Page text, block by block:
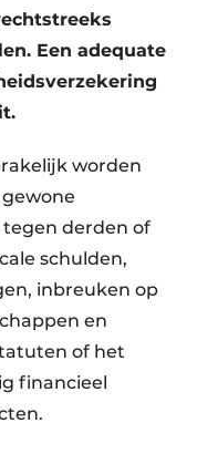
Een adequate
worden
derden of
schulden,
inbreuken op
en
of het
financieel